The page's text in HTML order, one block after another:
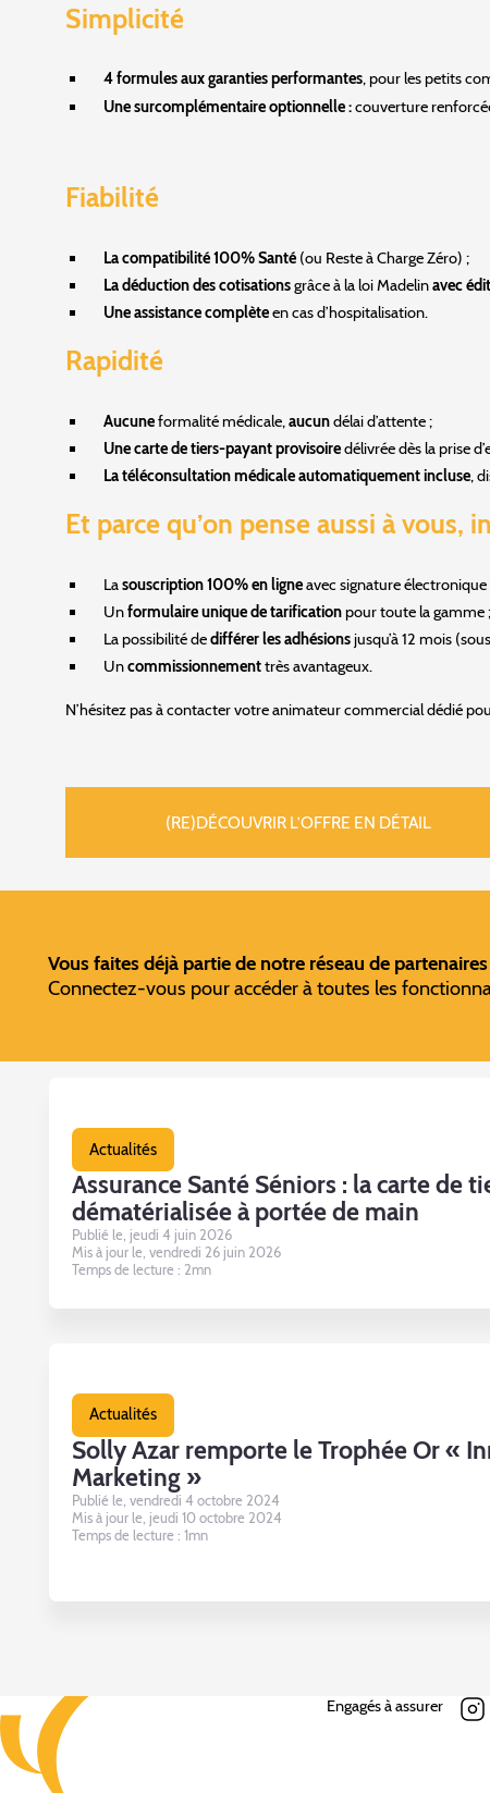
Simplicité
4 formules aux garanties performantes, pour les petits
Une surcomplémentaire optionnelle :couverture
Fiabilité
La compatibilité 100% Santé (ou Reste à Charge Zéro) ;
La déduction des cotisationsgrâce à la loi Madelinavec
Une assistance complèteen cas d’hospitalisation.
Rapidité
Aucuneformalité médicale,aucundélai d’attente ;
Une carte de tiers-payant provisoiredélivrée dès la prise
La téléconsultation médicale automatiquement incluse,
Et parce qu’on pense aussi à vous,
Lasouscription 100% en ligneavec signature électronique
Unformulaire unique de tarificationpour toute la gamme ;
La possibilité dedifférer les adhésionsjusqu’à 12 mois
Uncommissionnementtrès avantageux.
N’hésitez pas à contacter votre animateur commercial dédié
(RE)DÉCOUVRIR L’OFFRE EN DÉTAIL
Vous faites déjà partie de notre réseau de partenaires
Connectez-vous pour accéder à toutes les
Actualités
Assurance Santé Séniors : la carte de
dématérialisée à portée de main
Publié le, jeudi 4 juin 2026
Mis à jour le, vendredi 26 juin 2026
Temps de lecture : 2mn
Actualités
Solly Azar remporte le Trophée Or «
Marketing »
Publié le, vendredi 4 octobre 2024
Mis à jour le, jeudi 10 octobre 2024
Temps de lecture : 1mn
Engagés à assurer